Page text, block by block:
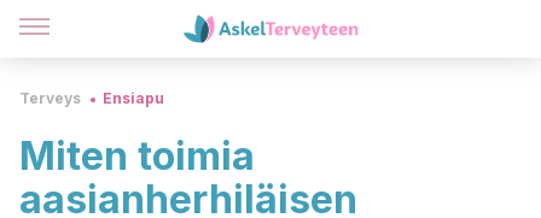
Terveys Ensiapu
Miten toimia
aasianherhiläisen